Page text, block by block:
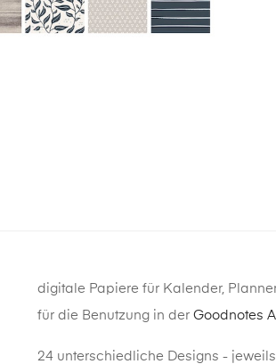
digitale Papiere für Kalender,
für die Benutzung in der Goodnotes
24 unterschiedliche Designs -